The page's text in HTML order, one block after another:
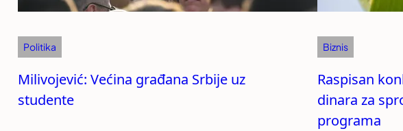
Politika
Milivojević: Većina građana Srbije uz
studente
Biznis
Raspisan
dinara za
programa